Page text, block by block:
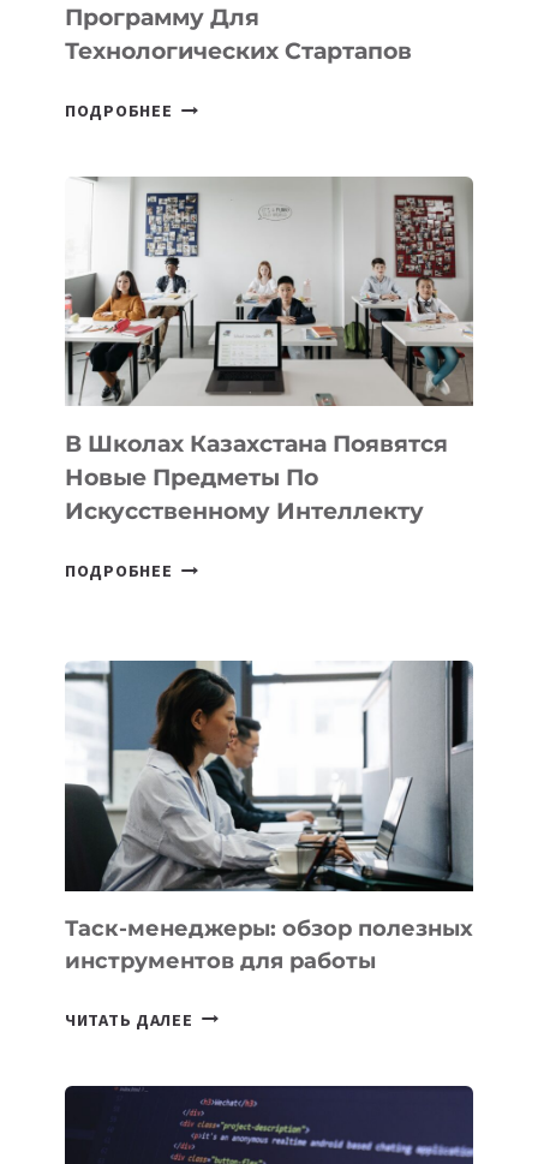
ПРЕДПРИНИМАТЕЛЬСТВО
Программу Для
Технологических Стартапов
ПОДРОБНЕЕ ОТКРЫТ
DEAL
VELOCITY
BY
MOST
—
МЕЖДУНАРОДНУЮ
ПРОГРАММУ
ДЛЯ
ТЕХНОЛОГИЧЕСКИХ
В Школах Казахстана Появятся
Новые Предметы По
Искусственному Интеллекту
ПОДРОБНЕЕ
НОВЫЕ
ПРЕДМЕТЫ
ПО
ИСКУССТВЕННОМУ
ИНТЕЛЛЕКТУ
Таск-менеджеры: обзор полезных
инструментов для работы
ЧИТАТЬ ДАЛЕЕ ТАСК-
ПОЛЕЗНЫХ
ИНСТРУМЕНТОВ